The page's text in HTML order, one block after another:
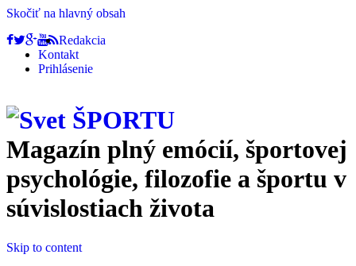
Skočiť na hlavný obsah
Redakcia
Kontakt
Prihlásenie
Magazín plný emócií, športovej
psychológie, filozofie a športu v
súvislostiach života
Skip to content